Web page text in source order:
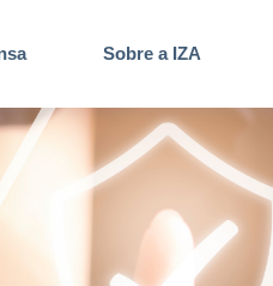
Sobre a IZA